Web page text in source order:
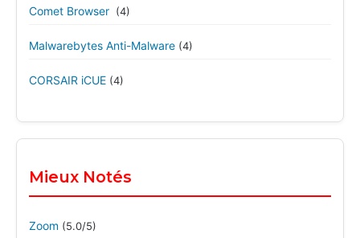
Comet Browser (4)
Malwarebytes Anti-Malware (4)
CORSAIR iCUE (4)
Mieux Notés
Zoom (5.0/5)